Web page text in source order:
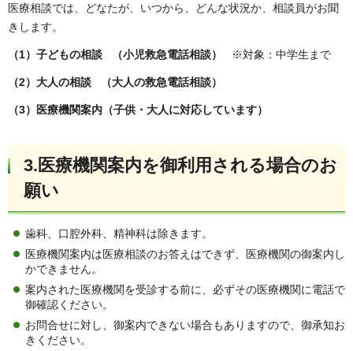
医療相談では、どなたが、いつから、どんな状況か、相談員がお聞
きします。
（1）子どもの相談 （小児救急電話相談） ※対象：中学生まで
（2）大人の相談 （大人の救急電話相談）
（3）医療機関案内（子供・大人に対応しています）
3.医療機関案内を御利用される場合のお
願い
歯科、口腔外科、精神科は除きます。
医療機関案内は医療相談のお答えはできず、医療機関の御案内し
かできません。
案内された医療機関を受診する前に、必ずその医療機関に電話で
御確認ください。
お問合せに対し、御案内できない場合もありますので、御承知お
きください。